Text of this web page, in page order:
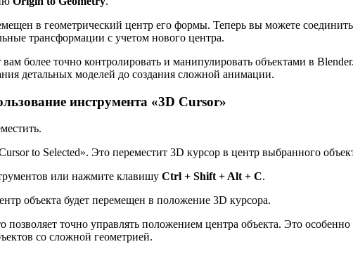
в геометрический центр его формы. Теперь вы можете соединить
трансформации с учетом нового центра.
более точно контролировать и манипулировать объектами в
детальных моделей до создания сложной анимации.
инструмента «3D Cursor»
to Selected». Это переместит 3D курсор в центр выбранного
или нажмите клавишу Ctrl + Shift + Alt + C.
объекта будет перемещен в положение 3D курсора.
точно управлять положением центра объекта. Это особенно
со сложной геометрией.